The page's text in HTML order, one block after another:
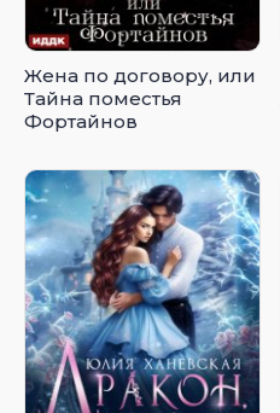
Жена по договору, или
Тайна поместья
Фортайнов